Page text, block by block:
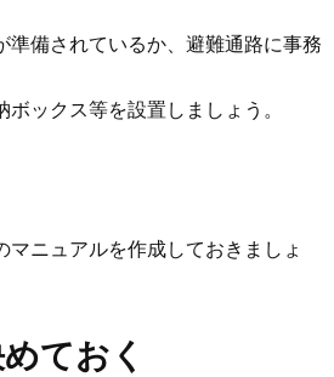
備されているか、避難通路に事務
ックス等を設置しましょう。
ニュアルを作成しておきましょ
ておく